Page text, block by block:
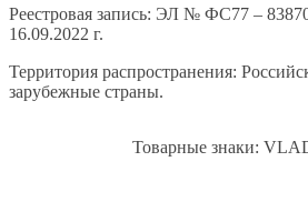
Реестровая запись: ЭЛ № ФС77 –
16.09.2022 г.
Территория распространения:
зарубежные страны.
Товарные знаки: